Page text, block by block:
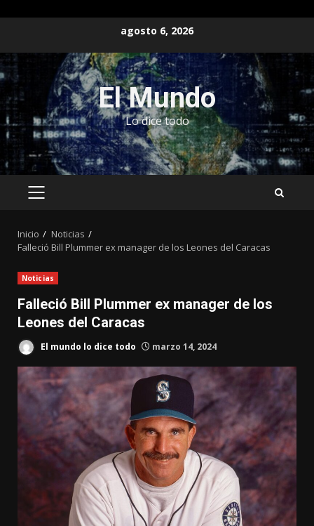
contenido
agosto 6, 2026
El Mundo
Lo dice todo
MENÚ
Inicio
Noticias
Falleció Bill Plummer ex manager de los Leones del Caracas
Noticias
Falleció Bill Plummer ex manager de los
Leones del Caracas
El mundo lo dice todo marzo 14, 2024